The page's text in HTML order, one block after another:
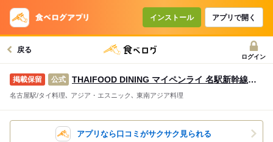
インストール アプリで開く
戻る
ログイン
公式 THAIFOOD DINING マイペンライ 名駅新幹線口店
名古屋駅/タイ料理､ アジア・エスニック､ 東南アジア料理
アプリなら口コミがサクサク見られる